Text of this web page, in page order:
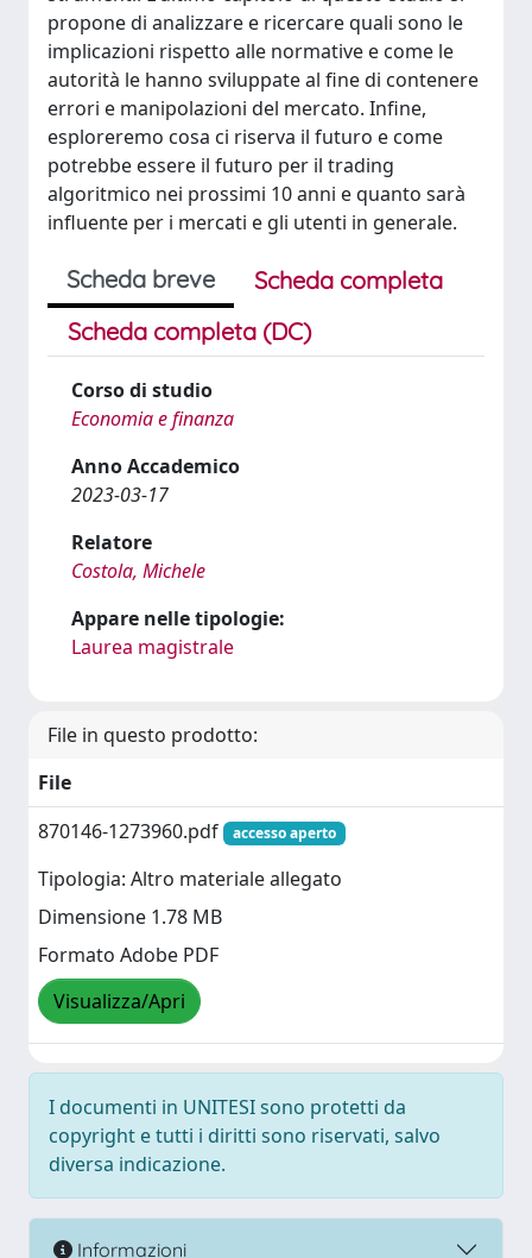
propone di analizzare e ricercare quali sono le
implicazioni rispetto alle normative e come le
autorità le hanno sviluppate al fine di contenere
errori e manipolazioni del mercato. Infine,
esploreremo cosa ci riserva il futuro e come
potrebbe essere il futuro per il trading
algoritmico nei prossimi 10 anni e quanto sarà
influente per i mercati e gli utenti in generale.
Scheda breve
Scheda completa
Scheda completa (DC)
Corso di studio
Economia e finanza
Anno Accademico
2023-03-17
Relatore
Costola, Michele
Appare nelle tipologie:
Laurea magistrale
File in questo prodotto:
File
870146-1273960.pdf
accesso aperto
Tipologia: Altro materiale allegato
Dimensione 1.78 MB
Formato Adobe PDF
Visualizza/Apri
I documenti in UNITESI sono protetti da
copyright e tutti i diritti sono riservati, salvo
diversa indicazione.
Informazioni